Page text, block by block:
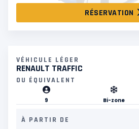
RÉSERVATION
VÉHICULE LÉGER
RENAULT TRAFFIC
OU ÉQUIVALENT
9 Bi-zone
À PARTIR DE